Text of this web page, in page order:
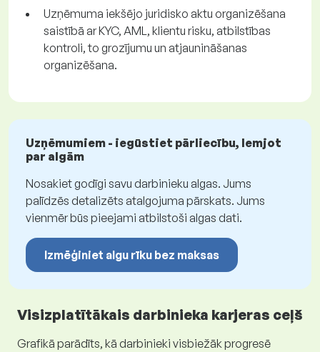
Uzņēmuma iekšējo juridisko aktu organizēšana
saistībā ar KYC, AML, klientu risku, atbilstības
kontroli, to grozījumu un atjaunināšanas
organizēšana.
Uzņēmumiem - iegūstiet pārliecību, lemjot
par algām
Nosakiet godīgi savu darbinieku algas. Jums
palīdzēs detalizēts atalgojuma pārskats. Jums
vienmēr būs pieejami atbilstoši algas dati.
Izmēģiniet algu rīku bez maksas
Visizplatītākais darbinieka karjeras ceļš
Grafikā parādīts, kā darbinieki visbiežāk progresē